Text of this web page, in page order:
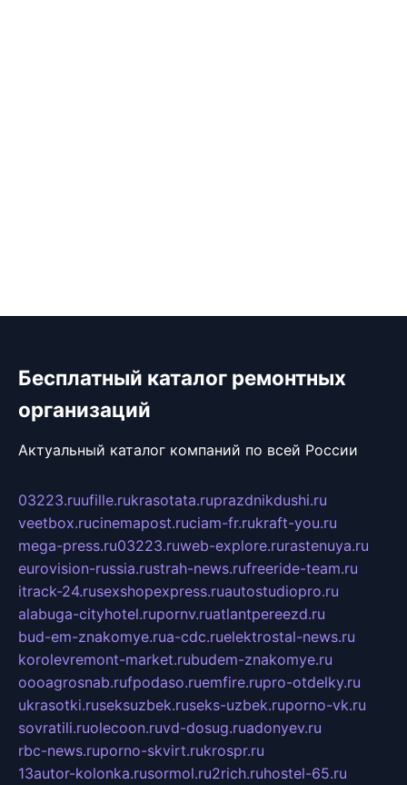
Бесплатный каталог ремонтных
организаций
Актуальный каталог компаний по всей России
03223.ruufille.rukrasotata.ruprazdnikdushi.ru
veetbox.rucinemapost.ruciam-fr.rukraft-you.ru
mega-press.ru03223.ruweb-explore.rurastenuya.ru
eurovision-russia.rustrah-news.rufreeride-team.ru
itrack-24.rusexshopexpress.ruautostudiopro.ru
alabuga-cityhotel.rupornv.ruatlantpereezd.ru
bud-em-znakomye.rua-cdc.ruelektrostal-news.ru
korolevremont-market.rubudem-znakomye.ru
oooagrosnab.rufpodaso.ruemfire.rupro-otdelky.ru
ukrasotki.ruseksuzbek.ruseks-uzbek.ruporno-vk.ru
sovratili.ruolecoon.ruvd-dosug.ruadonyev.ru
rbc-news.ruporno-skvirt.rukrospr.ru
13autor-kolonka.rusormol.ru2rich.ruhostel-65.ru